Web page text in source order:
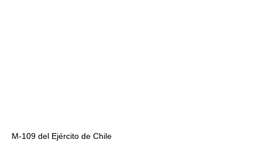
M-109 del Ejército de Chile